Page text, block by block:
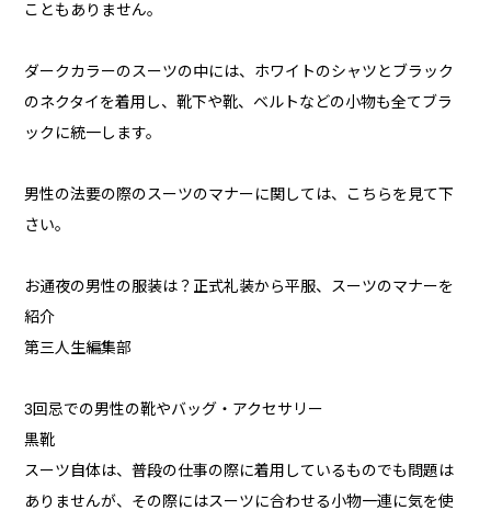
こともありません。
ダークカラーのスーツの中には、ホワイトのシャツとブラック
のネクタイを着用し、靴下や靴、ベルトなどの小物も全てブラ
ックに統一します。
男性の法要の際のスーツのマナーに関しては、こちらを見て下
さい。
お通夜の男性の服装は？正式礼装から平服、スーツのマナーを
紹介
第三人生編集部
3回忌での男性の靴やバッグ・アクセサリー
黒靴
スーツ自体は、普段の仕事の際に着用しているものでも問題は
ありませんが、その際にはスーツに合わせる小物一連に気を使